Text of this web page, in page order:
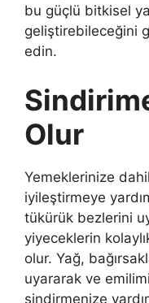
bu güçlü bitkisel
geliştirebileceğini
edin.
Olur
Yemeklerinize
iyileştirmeye
tükürük bezlerini
yiyeceklerin
olur. Yağ,
uyararak ve
sindirmenize